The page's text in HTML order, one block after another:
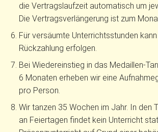
die Vertragslaufzeit automatisch um
Die Vertragsverlängerung ist zum
Für versäumte Unterrichtsstunden
Rückzahlung erfolgen.
Bei Wiedereinstieg in das Medaillen-
6 Monaten erheben wir eine
pro Person.
Wir tanzen 35 Wochen im Jahr. In den
an Feiertagen findet kein Unterricht